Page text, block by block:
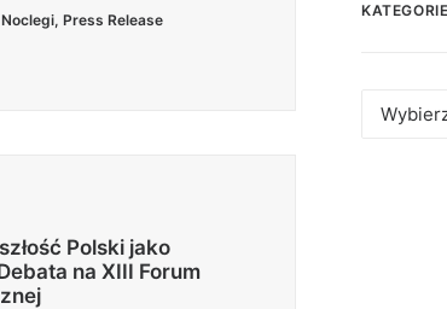
Noclegi, Press Release
Polski jako
na XIII Forum
Kategorie